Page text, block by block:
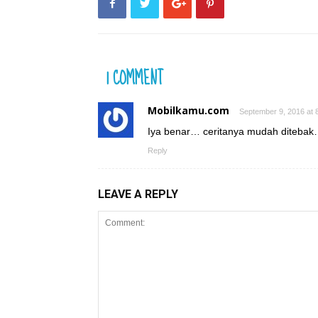
1 COMMENT
Mobilkamu.com September 9, 2016 at
Iya benar… ceritanya mudah ditebak…
Reply
LEAVE A REPLY